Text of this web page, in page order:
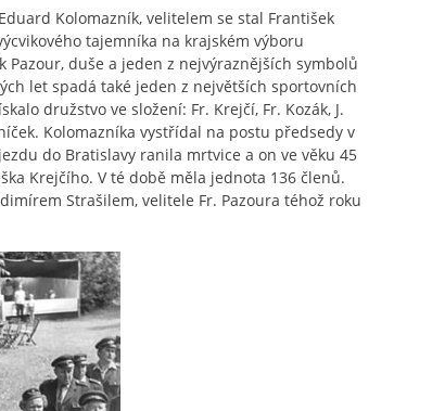
Kolomazník, velitelem se stal František
tajemníka na krajském výboru
duše a jeden z nejvýraznějších symbolů
let spadá také jeden z největších sportovních
družstvo ve složení: Fr. Krejčí, Fr. Kozák, J.
Kolomazníka vystřídal na postu předsedy v
do Bratislavy ranila mrtvice a on ve věku 45
Krejčího. V té době měla jednota 136 členů.
Strašilem, velitele Fr. Pazoura téhož roku